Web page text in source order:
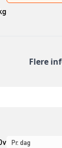
Flere
Pr. dag